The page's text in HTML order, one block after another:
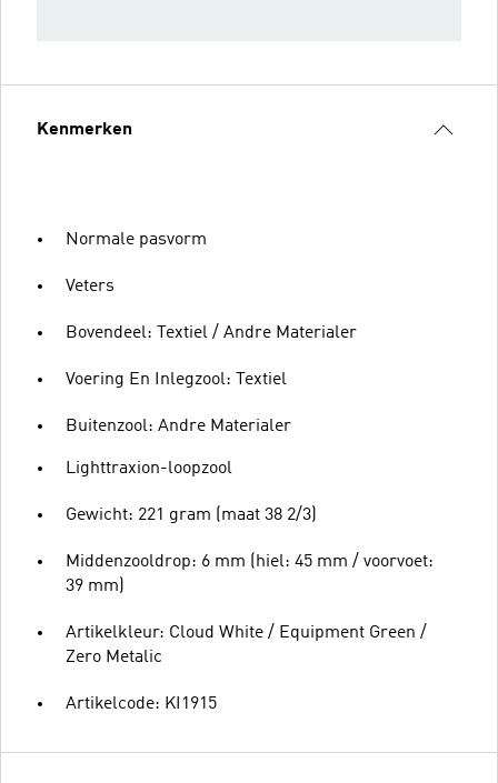
Kenmerken
Normale pasvorm
Veters
Bovendeel: Textiel / Andre Materialer
Voering En Inlegzool: Textiel
Buitenzool: Andre Materialer
Lighttraxion-loopzool
Gewicht: 221 gram (maat 38 2/3)
Middenzooldrop: 6 mm (hiel: 45 mm / voorvoet:
39 mm)
Artikelkleur: Cloud White / Equipment Green /
Zero Metalic
Artikelcode: KI1915